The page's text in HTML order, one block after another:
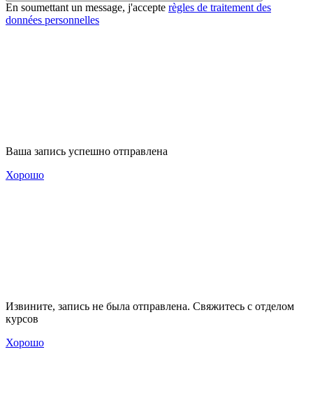
En soumettant un message, j'accepte règles de traitement des
données personnelles
Ваша запись успешно отправлена
Хорошо
Извините, запись не была отправлена. Свяжитесь с отделом
курсов
Хорошо